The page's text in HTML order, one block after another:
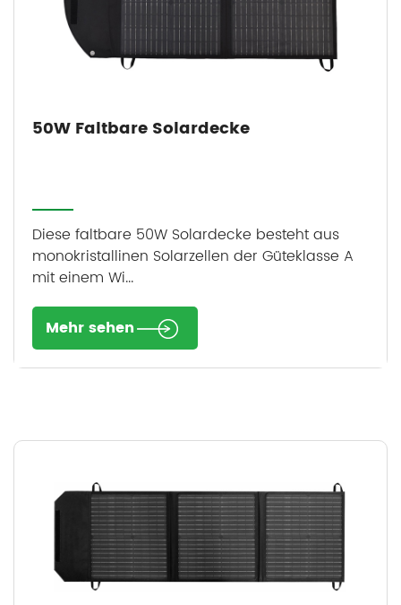
50W Faltbare Solardecke
Diese faltbare 50W Solardecke besteht aus
monokristallinen Solarzellen der Güteklasse A
mit einem Wi...
Mehr sehen